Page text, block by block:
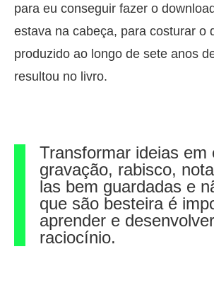
para eu conseguir fazer o
estava na cabeça, para costurar o
produzido ao longo de sete anos
resultou no livro.
Transformar ideias em
gravação, rabisco,
las bem guardadas e
que são besteira é
aprender e
raciocínio.